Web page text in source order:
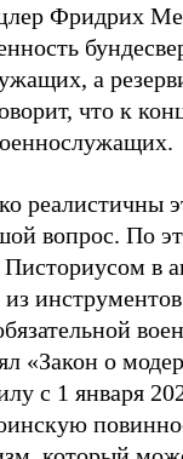
Фридрих
а
что к
реалистичны
вопрос. По
в
из
«Закон о
с 1 января